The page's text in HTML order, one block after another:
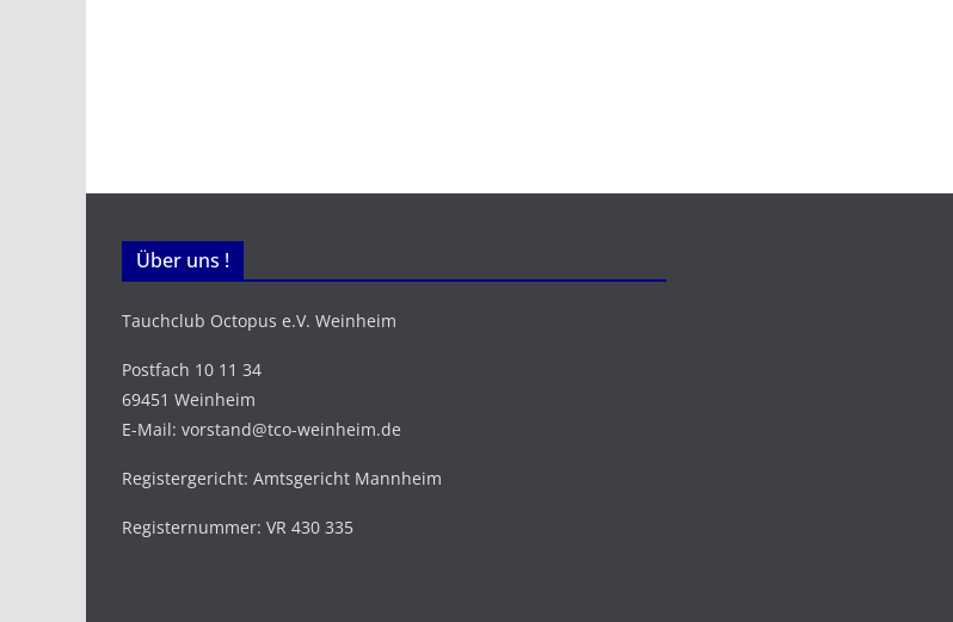
Über uns !
Tauchclub Octopus e.V. Weinheim
Postfach 10 11 34
69451 Weinheim
E-Mail: vorstand@tco-weinheim.de
Registergericht: Amtsgericht Mannheim
Registernummer: VR 430 335